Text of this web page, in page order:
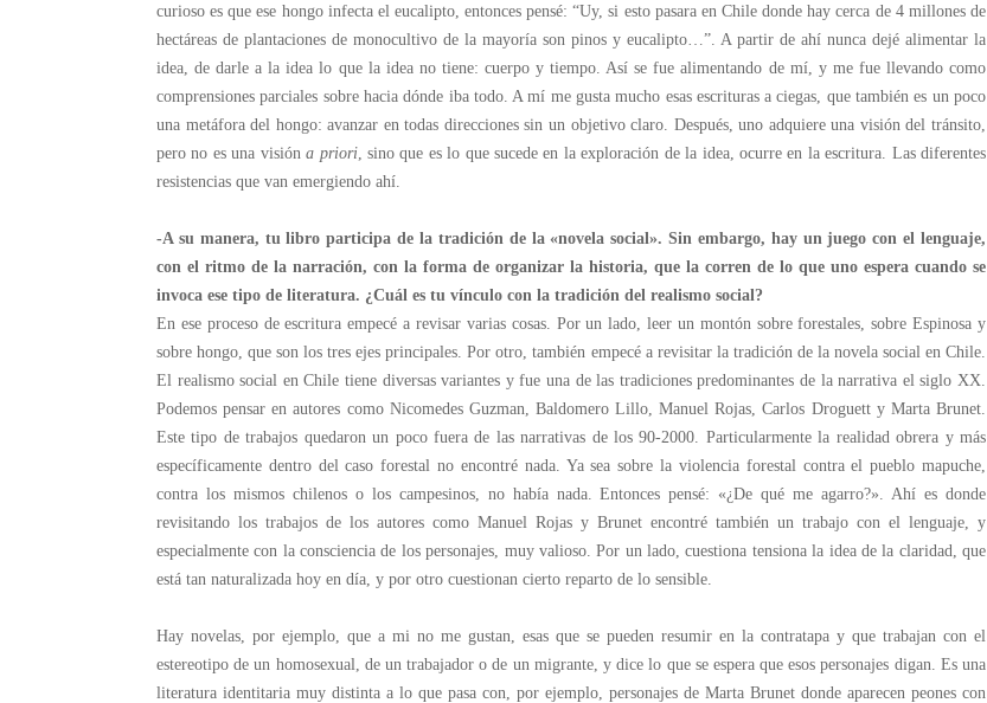
curioso es que ese hongo infecta el eucalipto, entonces pensé: “Uy, si esto pasara en Chile donde hay cerca de 4 millones de
hectáreas de plantaciones de monocultivo de la mayoría son pinos y eucalipto…”. A partir de ahí nunca dejé alimentar la
idea, de darle a la idea lo que la idea no tiene: cuerpo y tiempo. Así se fue alimentando de mí, y me fue llevando como
comprensiones parciales sobre hacia dónde iba todo. A mí me gusta mucho esas escrituras a ciegas, que también es un poco
una metáfora del hongo: avanzar en todas direcciones sin un objetivo claro. Después, uno adquiere una visión del tránsito,
pero no es una visióna priori, sino que es lo que sucede en la exploración de la idea, ocurre en la escritura. Las diferentes
resistencias que van emergiendo ahí.
-A su manera, tu libro participa de la tradición de la «novela social». Sin embargo, hay un juego con el lenguaje,
con el ritmo de la narración, con la forma de organizar la historia, que la corren de lo que uno espera cuando se
invoca ese tipo de literatura. ¿Cuál es tu vínculo con la tradición del realismo social?
En ese proceso de escritura empecé a revisar varias cosas. Por un lado, leer un montón sobre forestales, sobre Espinosa y
sobre hongo, que son los tres ejes principales. Por otro, también empecé a revisitar la tradición de la novela social en Chile.
El realismo social en Chile tiene diversas variantes y fue una de las tradiciones predominantes de la narrativa el siglo XX.
Podemos pensar en autores como Nicomedes Guzman, Baldomero Lillo, Manuel Rojas, Carlos Droguett y Marta Brunet.
Este tipo de trabajos quedaron un poco fuera de las narrativas de los 90-2000. Particularmente la realidad obrera y más
específicamente dentro del caso forestal no encontré nada. Ya sea sobre la violencia forestal contra el pueblo mapuche,
contra los mismos chilenos o los campesinos, no había nada. Entonces pensé: «¿De qué me agarro?». Ahí es donde
revisitando los trabajos de los autores como Manuel Rojas y Brunet encontré también un trabajo con el lenguaje, y
especialmente con la consciencia de los personajes, muy valioso. Por un lado, cuestiona tensiona la idea de la claridad, que
está tan naturalizada hoy en día, y por otro cuestionan cierto reparto de lo sensible.
Hay novelas, por ejemplo, que a mi no me gustan, esas que se pueden resumir en la contratapa y que trabajan con el
estereotipo de un homosexual, de un trabajador o de un migrante, y dice lo que se espera que esos personajes digan. Es una
literatura identitaria muy distinta a lo que pasa con, por ejemplo, personajes de Marta Brunet donde aparecen peones con